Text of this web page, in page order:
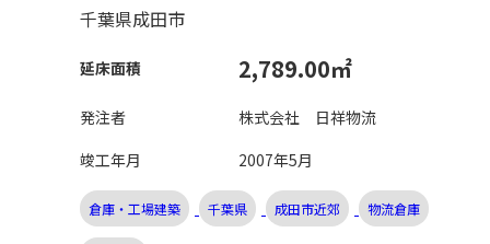
千葉県成田市
延床面積 2,789.00㎡
発注者
株式会社 日祥物流
竣工年月
2007年5月
倉庫・工場建築 千葉県 成田市近郊 物流倉庫